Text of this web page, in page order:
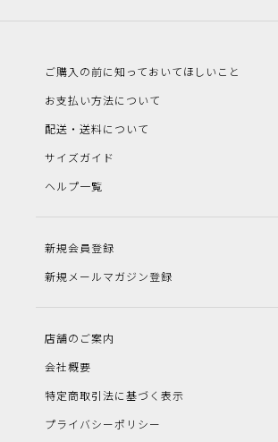
ご購入の前に知っておいてほしいこと
お支払い方法について
配送・送料について
サイズガイド
ヘルプ一覧
新規会員登録
新規メールマガジン登録
店舗のご案内
会社概要
特定商取引法に基づく表示
プライバシーポリシー